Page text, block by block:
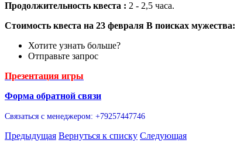
Продолжительность квеста : 2 - 2,5 часа.
Стоимость квеста на 23 февраля В поисках мужества:
Хотите узнать больше?
Отправьте запрос
Презентация игры
Форма обратной связи
Связаться с менеджером: +79257447746
Предыдущая Вернуться к списку Следующая